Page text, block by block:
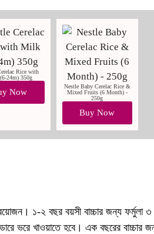
Rice with
24m) 350g
Now
Nestle Baby Cerelac Rice &
Mixed Fruits (6 Month) -
250g
Buy Now
১-২ বছর বয়সী বাচ্চার জন্য ফর্মুলা
ভরে খাওয়াতে হবে। এক বছরের বাচ্চার